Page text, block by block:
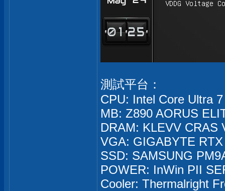
測試平台：
CPU: Intel Core Ultra
MB: Z890 AORUS
DRAM: KLEVV CRAS
VGA: GIGABYTE
SSD: SAMSUNG
POWER: InWin PII
Cooler: Thermalright